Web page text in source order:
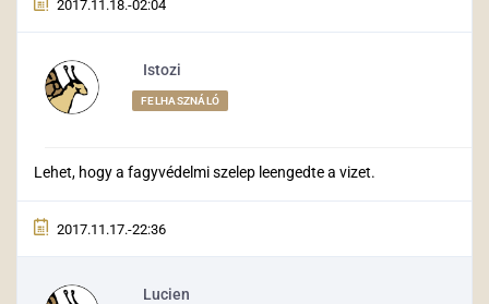
2017.11.18.-02:04
Istozi
FELHASZNÁLÓ
Lehet, hogy a fagyvédelmi szelep leengedte a vizet.
2017.11.17.-22:36
Lucien